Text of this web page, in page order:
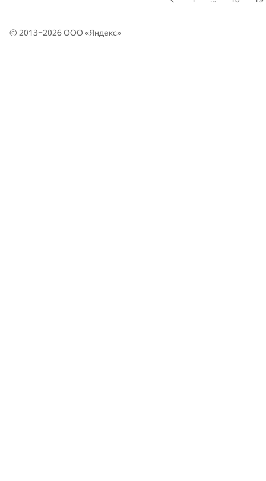
© 2013–2026 ООО «Яндекс»